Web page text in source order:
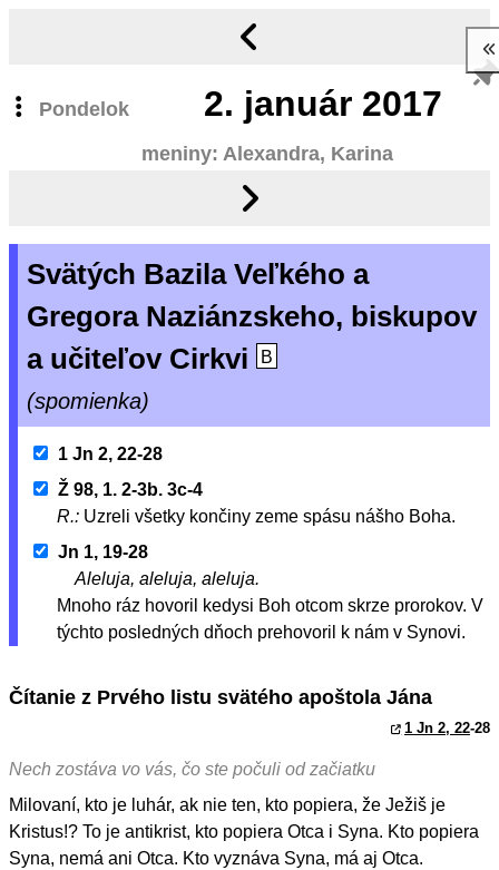
Pondelok 2. január 2017
meniny: Alexandra, Karina
Svätých Bazila Veľkého a
Gregora Naziánzskeho, biskupov
a učiteľov Cirkvi
B
(spomienka)
1 Jn 2, 22-28
Ž 98, 1. 2-3b. 3c-4
R.: Uzreli všetky končiny zeme spásu nášho Boha.
Jn 1, 19-28
Aleluja, aleluja, aleluja.
Mnoho ráz hovoril kedysi Boh otcom skrze prorokov. V
týchto posledných dňoch prehovoril k nám v Synovi.
Čítanie z Prvého listu svätého apoštola Jána
1 Jn 2, 22-28
Nech zostáva vo vás, čo ste počuli od začiatku
Milovaní, kto je luhár, ak nie ten, kto popiera, že Ježiš je
Kristus!? To je antikrist, kto popiera Otca i Syna. Kto popiera
Syna, nemá ani Otca. Kto vyznáva Syna, má aj Otca.